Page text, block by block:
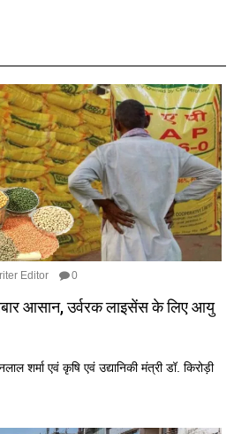
Editor 0
आसान, उर्वरक लाइसेंस के लिए आयु
शर्मा एवं कृषि एवं उद्यानिकी मंत्री डॉ. किरोड़ी